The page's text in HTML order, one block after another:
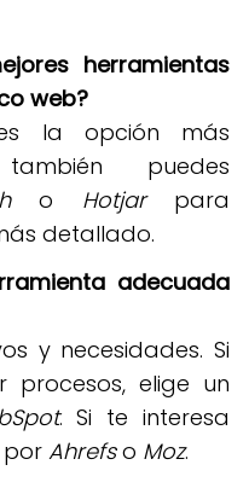
herramientas
web?
la opción más
puedes
o Hotjarpara
detallado.
adecuada
y necesidades. Si
procesos, elige un
. Si te interesa
por Ahrefso Moz.